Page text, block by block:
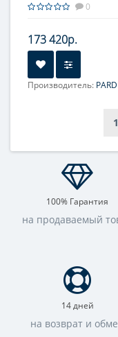
0
173 420р.
Производитель: PARD
61
100% Гарантия
на продаваемый
14 дней
на возврат и